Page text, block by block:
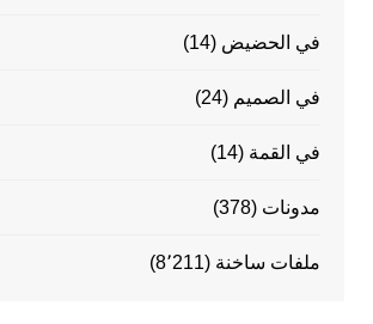
في الحضيض (14)
في الصميم (24)
في القمة (14)
مدونات (378)
ملفات ساخنة (8٬211)